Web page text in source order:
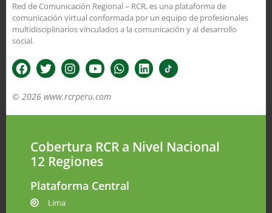
Red de Comunicación Regional – RCR, es una plataforma de
comunicación virtual conformada por un equipo de profesionales
multidisciplinarios vinculados a la comunicación y al desarrollo
social.
© 2026 www.rcrperu.com
Cobertura RCR a Nivel Nacional
12 Regiones
Plataforma Central
Lima